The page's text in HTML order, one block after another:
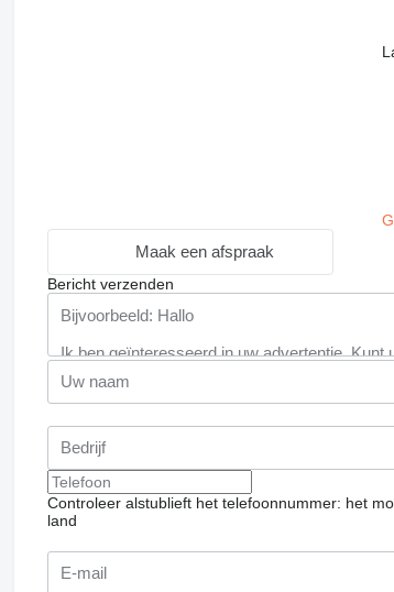
Maak een afspraak
Bericht verzenden
Controleer alstublieft het telefoonnummer: het
land